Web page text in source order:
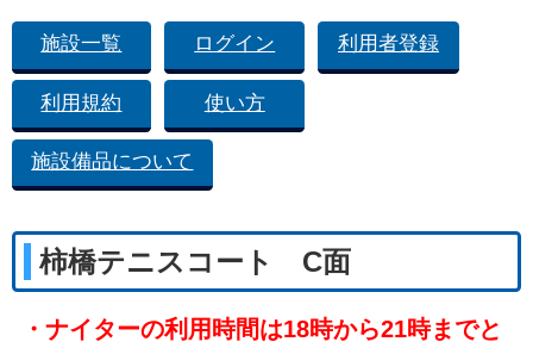
施設一覧 ログイン 利用者登録
利用規約 使い方
施設備品について
柿橋テニスコート C面
・ナイターの利用時間は18時から21時までと